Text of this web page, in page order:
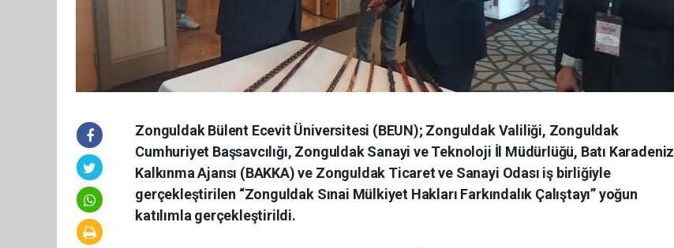
Zonguldak Bülent Ecevit Üniversitesi (BEUN); Zonguldak Valiliği, Zonguldak
Cumhuriyet Başsavcılığı, Zonguldak Sanayi ve Teknoloji İl Müdürlüğü, Batı Karadeniz
Kalkınma Ajansı (BAKKA) ve Zonguldak Ticaret ve Sanayi Odası iş birliğiyle
gerçekleştirilen “Zonguldak Sınai Mülkiyet Hakları Farkındalık Çalıştayı” yoğun
katılımla gerçekleştirildi.